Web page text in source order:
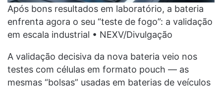
Após bons resultados em laboratório, a bateria
enfrenta agora o seu “teste de fogo”: a validação
em escala industrial • NEXV/Divulgação
A validação decisiva da nova bateria veio nos
testes com células em formato pouch — as
mesmas “bolsas” usadas em baterias de veículos